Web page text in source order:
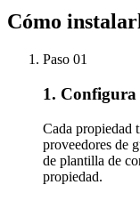
Cómo
Paso 01
1. Configura
Cada propiedad
proveedores de
de plantilla de
propiedad.